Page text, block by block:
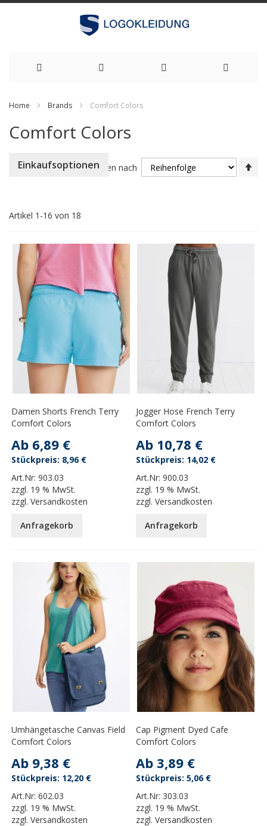
springen
Home Brands Comfort Colors
Comfort Colors
Artikel 1 -16 von 18
Sortieren nach
Damen Shorts French Terry
Comfort Colors
Ab 6,89 €
Art.Nr:903.03
zzgl. 19 % MwSt.
zzgl.Versandkosten
8,96 €
Anfragekorb
Jogger Hose French Terry
Comfort Colors
Ab 10,78 €
Art.Nr:900.03
zzgl. 19 % MwSt.
zzgl.Versandkosten
14,02 €
Anfragekorb
Umhängetasche Canvas Field
Comfort Colors
Ab 9,38 €
Art.Nr:602.03
zzgl. 19 % MwSt.
zzgl.Versandkosten
12,20 €
Cap Pigment Dyed Cafe
Comfort Colors
Ab 3,89 €
Art.Nr: 303.03
zzgl. 19 % MwSt.
zzgl.Versandkosten
5,06 €
Einkaufsoptionen